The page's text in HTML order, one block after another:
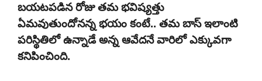
బయటపడిన రోజు తమ భవిష్యత్తు
ఏమవుతుందోనన్న భయం కంటే.. తమ బాస్ ఇలాంటి
పరిస్థితిలో ఉన్నాడే అన్న ఆవేదనే వారిలో ఎక్కువగా
కనిపించింది.